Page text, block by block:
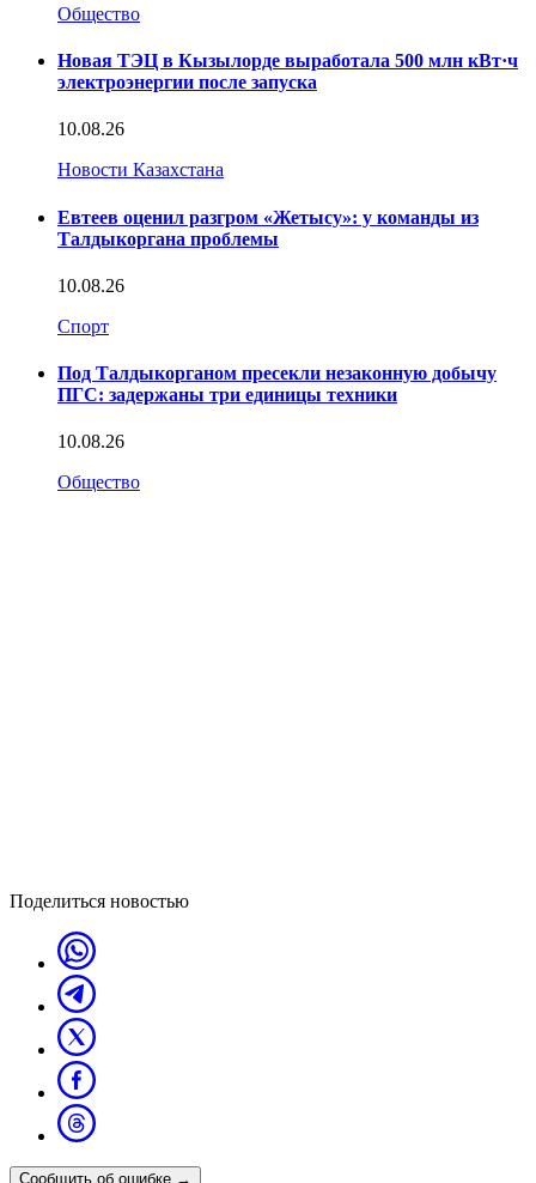
Общество
Новая ТЭЦ в Кызылорде выработала 500 млн кВт·ч
электроэнергии после запуска
10.08.26
Новости Казахстана
Евтеев оценил разгром «Жетысу»: у команды из
Талдыкоргана проблемы
10.08.26
Спорт
Под Талдыкорганом пресекли незаконную добычу
ПГС: задержаны три единицы техники
10.08.26
Общество
Поделиться новостью
Сообщить об ошибке →